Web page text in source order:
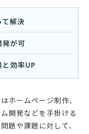
解決
発が可
効率UP
ホームページ制作、
開発などを手掛ける
題や課題に対して、